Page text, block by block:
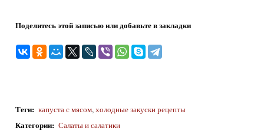
Поделитесь этой записью или добавьте в закладки
Теги: капуста с мясом,холодные закуски рецепты
Категории: Салаты и салатики